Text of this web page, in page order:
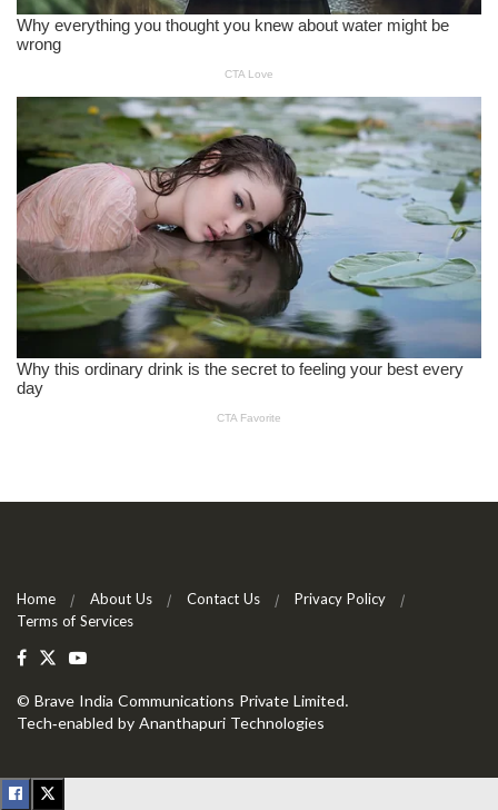
Home About Us Contact Us
Privacy Policy
Terms of Services
© Brave India Communications Private Limited.
Tech-enabled by Ananthapuri Technologies